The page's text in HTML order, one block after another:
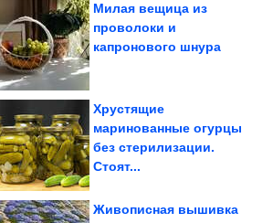
Милая вещица из
проволоки и
капронового шнура
ЕС согласовал новый
России
Хрустящие
маринованные огурцы
без стерилизации.
Стоят...
Живописная вышивка